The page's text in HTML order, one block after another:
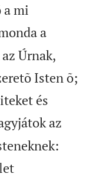
a mi
a
Úrnak,
Isten õ;
és
az